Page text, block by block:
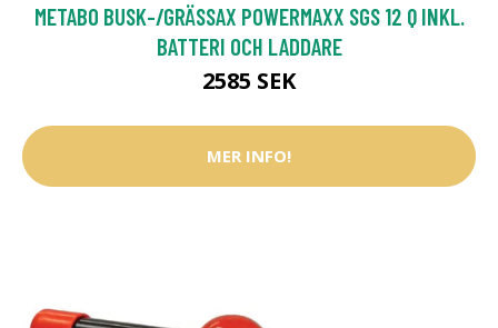
METABO BUSK-/GRÄSSAX POWERMAXX SGS 12 Q INKL.
BATTERI OCH LADDARE
2585 SEK
MER INFO!